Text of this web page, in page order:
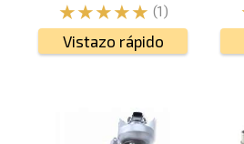
(1)
Vistazo rápido